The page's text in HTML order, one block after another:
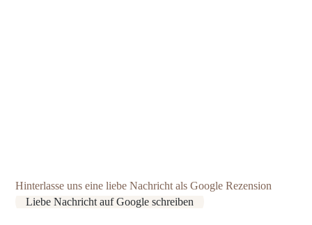
Hinterlasse uns eine liebe Nachricht als Google Rezension
Liebe Nachricht auf Google schreiben